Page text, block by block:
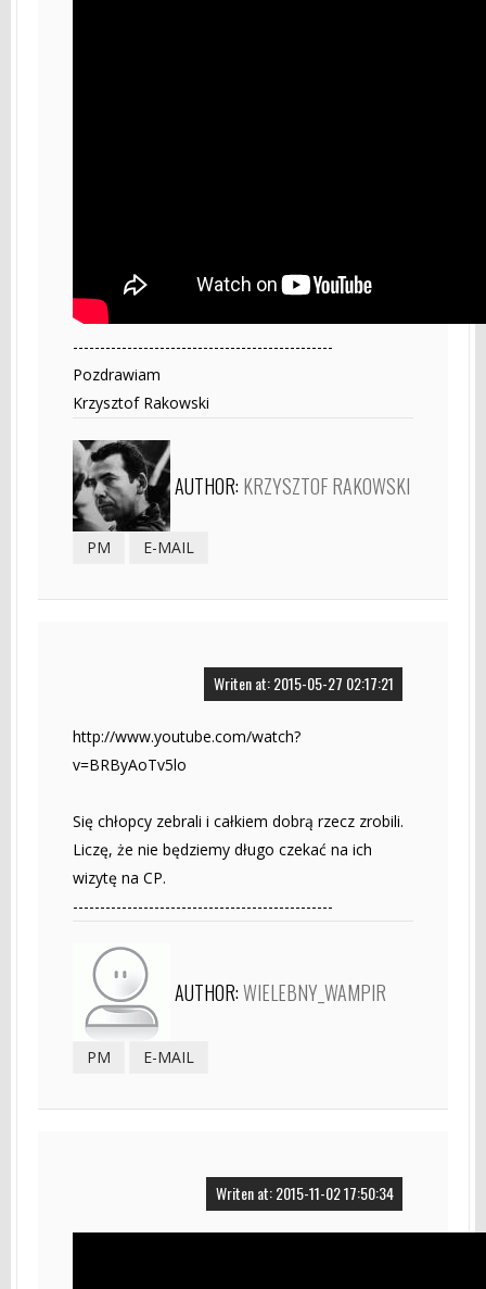
------------------------------------------------
Pozdrawiam
Krzysztof Rakowski
AUTHOR: KRZYSZTOF RAKOWSKI
PM E-MAIL
Writen at: 2015-05-27 02:17:21
http://www.youtube.com/watch?
v=BRByAoTv5lo
Się chłopcy zebrali i całkiem dobrą rzecz zrobili.
Liczę, że nie będziemy długo czekać na ich
wizytę na CP.
------------------------------------------------
AUTHOR:WIELEBNY_WAMPIR
PM E-MAIL
Writen at: 2015-11-02 17:50:34